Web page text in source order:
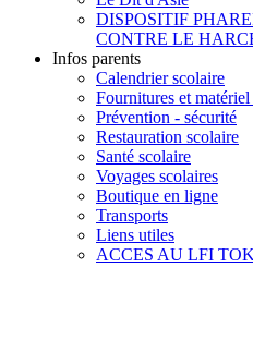
DISPOSITIF PHARE
CONTRE LE
Infos parents
Calendrier scolaire
Fournitures et
Prévention - sécurité
Restauration scolaire
Santé scolaire
Voyages scolaires
Boutique en ligne
Transports
Liens utiles
ACCES AU LFI